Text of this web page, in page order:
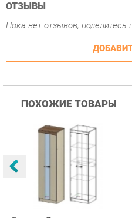
ПОХОЖИЕ ТОВАРЫ
Атлантида-2 Венге-дуб
25 223 ₽
info@bedroom-ekb.ru +7